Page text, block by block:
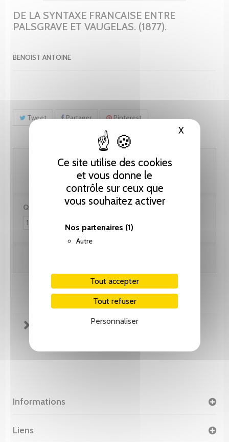
Ce site utilise des cookies
et vous donne le
contrôle sur ceux que
vous souhaitez activer
Nos partenaires (1)
Autre
Tout accepter
Tout refuser
Personnaliser
XMasquer
DE LA SYNTAXE FRANCAISE ENTRE
PALSGRAVE ET VAUGELAS. (1877).
BENOIST ANTOINE
Tweet Partager Pinterest
46.15 CHF
Quantité :
FICHE TECHNIQUE
Informations
Liens